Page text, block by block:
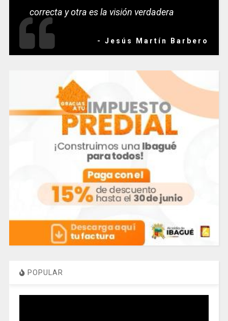
correcta y otra es la visión verdadera
- Jesús Martín Barbero
POPULAR